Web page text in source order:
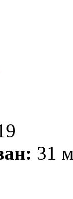
31